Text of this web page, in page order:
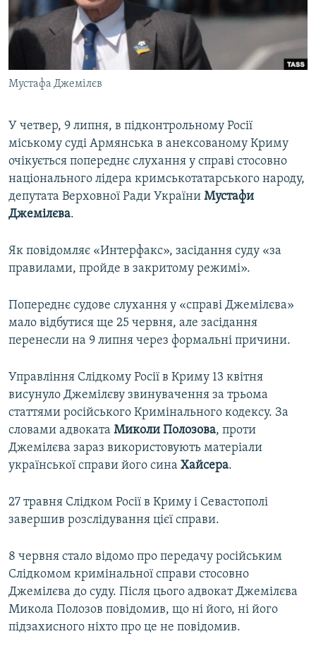
ВІДЕОУРОКИ «ELIFBE»
СВІДЧЕННЯ ОКУПАЦІЇ
УКРАЇНСЬКА ПРОБЛЕМА КРИМУ
ІНФОГРАФІКА
Русский
Qırımtatar
ДОЛУЧАЙСЯ!
Усі сайти RFE/RL
Мустафа Джемілєв
У четвер, 9 липня, в підконтрольному Росії
міському суді Армянська в анексованому Криму
очікується попереднє слухання у справі стосовно
національного лідера кримськотатарського народу,
депутата Верховної Ради України Мустафи
Джемілєва.
Як повідомляє «Интерфакс», засідання суду «за
правилами, пройде в закритому режимі».
Попереднє судове слухання у «справі Джемілєва»
мало відбутися ще 25 червня, але засідання
перенесли на 9 липня через формальні причини.
Управління Слідкому Росії в Криму 13 квітня
висунуло Джемілєву звинувачення за трьома
статтями російського Кримінального кодексу. За
словами адвоката Миколи Полозова, проти
Джемілєва зараз використовують матеріали
української справи його сина Хайсера.
27 травня Слідком Росії в Криму і Севастополі
завершив розслідування цієї справи.
8 червня стало відомо про передачу російським
Слідкомом кримінальної справи стосовно
Джемілєва до суду. Після цього адвокат Джемілєва
Микола Полозов повідомив, що ні його, ні його
підзахисного ніхто про це не повідомив.